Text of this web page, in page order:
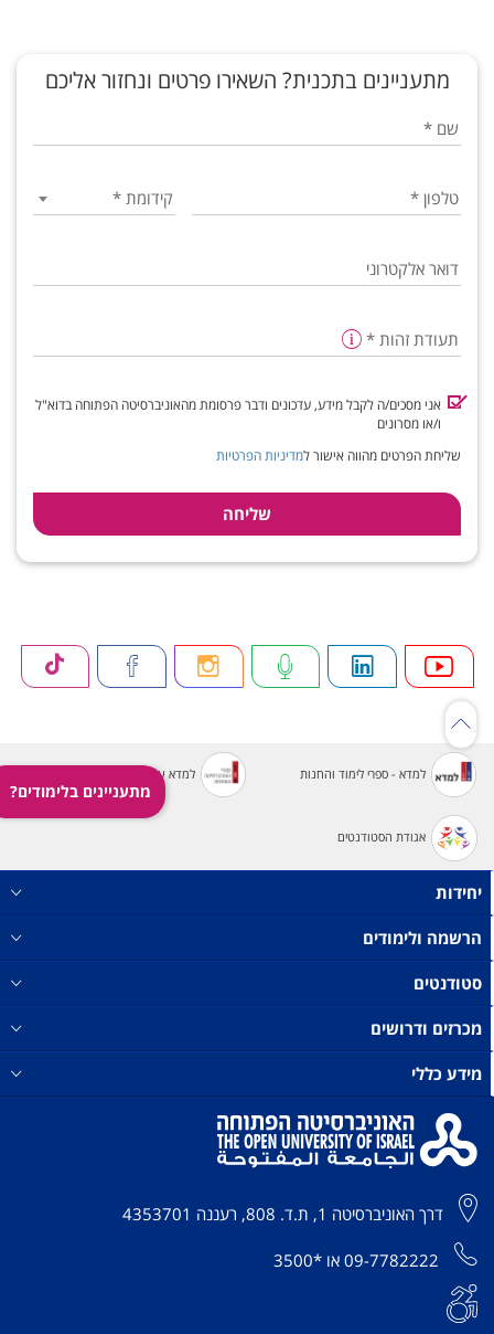
מתעניינים בלימודים?
מתעניינים בתכנית? השאירו פרטים ונחזור אליכם
שם *
תעודת זהות *
טלפון* קידומת*
דואר אלקטרוני
אני מסכים/ה לקבל מידע, עדכונים ודבר פרסומת מהאוניברסיטה הפתוחה בדוא"ל
ו/או מסרונים
שליחת הפרטים מהווה אישור למדיניות הפרטיות
למדא - ספרי לימוד והחנות למדא עיון
אגודת הסטודנטים
יחידות
הרשמה ולימודים
סטודנטים
מכרזים ודרושים
מידע כללי
דרך האוניברסיטה 1, ת.ד. 808, רעננה 4353701
09-7782222 או *3500